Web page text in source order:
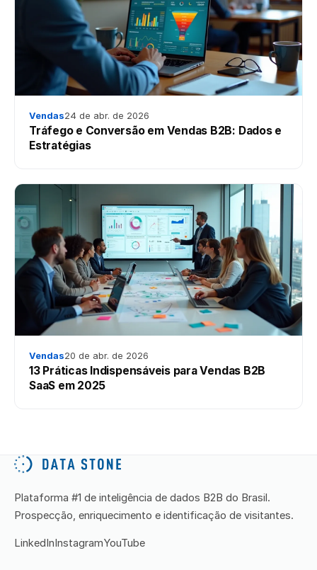
Vendas24 de abr. de 2026
Tráfego e Conversão em Vendas B2B: Dados e
Estratégias
Vendas20 de abr. de 2026
13 Práticas Indispensáveis para Vendas B2B
SaaS em 2025
Plataforma #1 de inteligência de dados B2B do Brasil.
Prospecção, enriquecimento e identificação de visitantes.
LinkedInInstagramYouTube